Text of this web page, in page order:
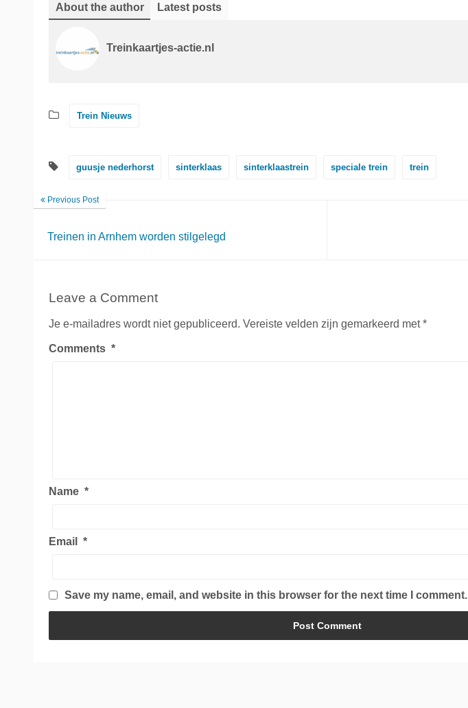
About the author Latest posts
Treinkaartjes-actie.nl
Trein Nieuws
guusje nederhorst sinterklaas sinterklaastrein speciale trein trein
Previous Post
Treinen in Arnhem worden stilgelegd
Leave a Comment
Je e-mailadres wordt niet gepubliceerd. Vereiste velden zijn gemarkeerd met*
Comments *
Name *
Email *
Save my name, email, and website in this browser for the next time I comment.